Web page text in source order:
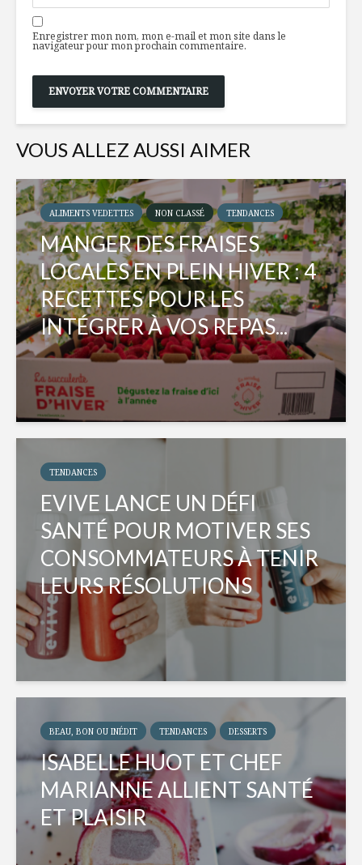
Enregistrer mon nom, mon e-mail et mon site dans le
navigateur pour mon prochain commentaire.
VOUS ALLEZ AUSSI AIMER
ALIMENTS VEDETTES NON CLASSÉ TENDANCES
MANGER DES FRAISES
LOCALES EN PLEIN HIVER : 4
RECETTES POUR LES
INTÉGRER À VOS REPAS...
TENDANCES
EVIVE LANCE UN DÉFI
SANTÉ POUR MOTIVER SES
CONSOMMATEURS À TENIR
LEURS RÉSOLUTIONS
BEAU, BON OU INÉDIT TENDANCES DESSERTS
ISABELLE HUOT ET CHEF
MARIANNE ALLIENT SANTÉ
ET PLAISIR